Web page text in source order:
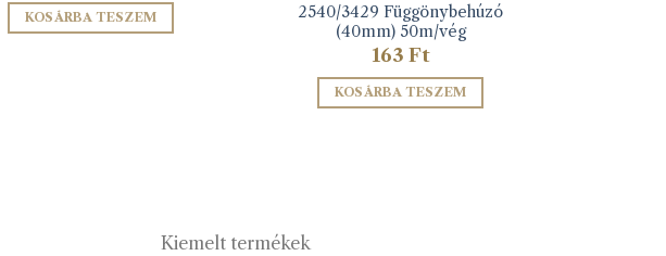
KOSÁRBA TESZEM
2540/3429 Függönybehúzó
(40mm) 50m/vég
163 Ft
KOSÁRBA TESZEM
Kiemelt termékek